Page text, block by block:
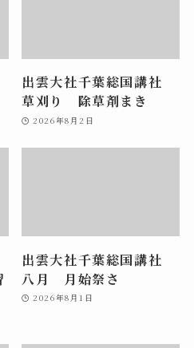
出雲大社千葉総国講社
草刈り 除草剤まき
2026年8月2日
出雲大社千葉総国講社
八月 月始祭さ
2026年8月1日